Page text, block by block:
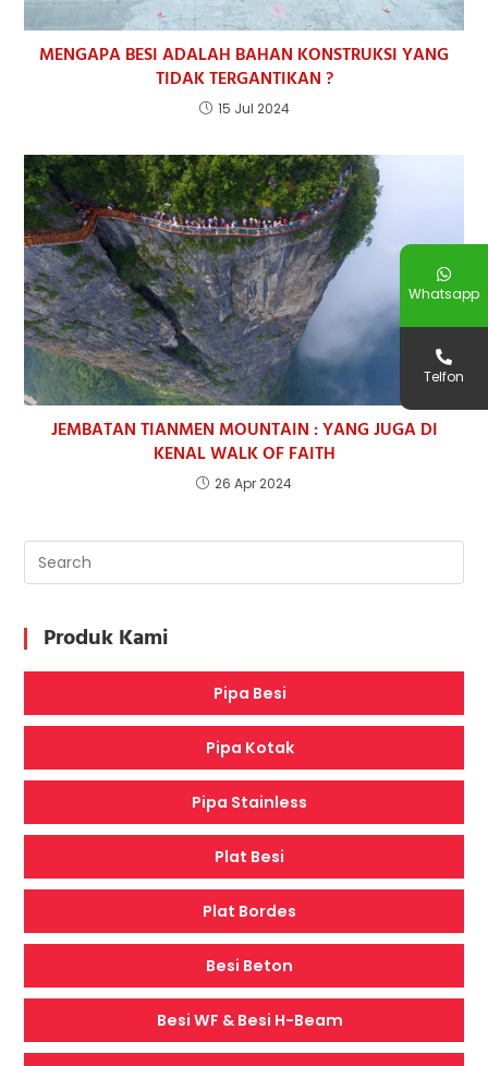
MENGAPA BESI ADALAH BAHAN KONSTRUKSI YANG
TIDAK TERGANTIKAN ?
15 Jul 2024
JEMBATAN TIANMEN MOUNTAIN : YANG JUGA DI
KENAL WALK OF FAITH
26 Apr 2024
Produk Kami
Pipa Besi
Pipa Kotak
Pipa Stainless
Plat Besi
Plat Bordes
Besi Beton
Besi WF & Besi H-Beam
Whatsapp
Telfon